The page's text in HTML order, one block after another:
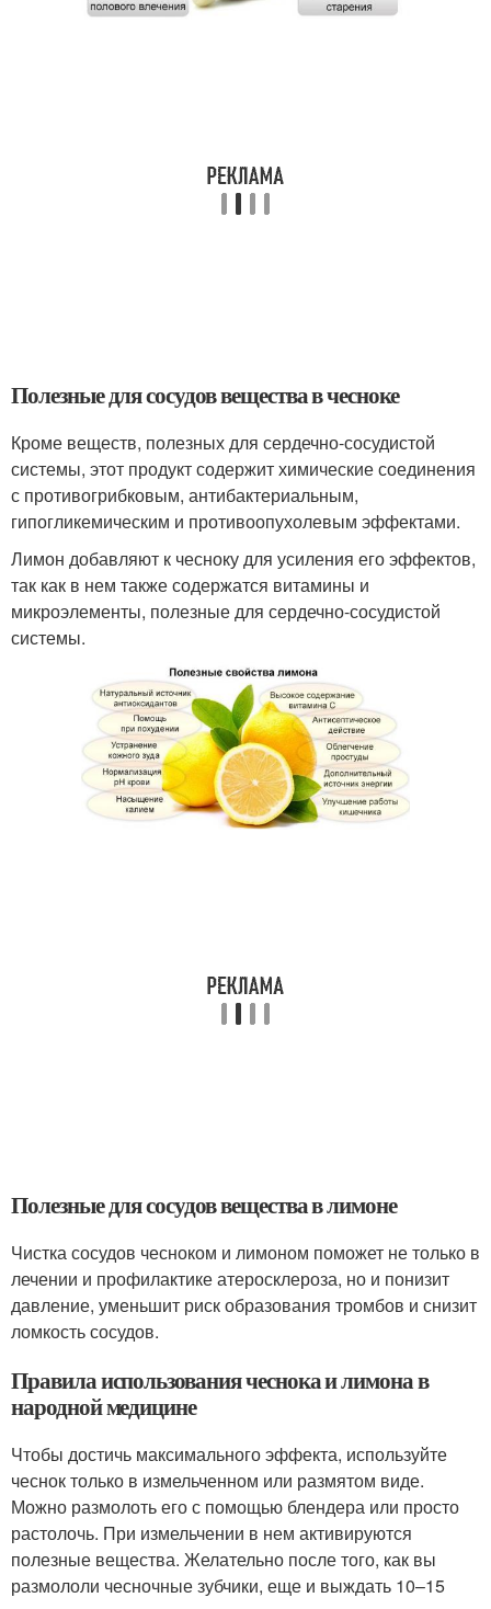
Полезные для сосудов вещества в чесноке
Кроме веществ, полезных для сердечно-сосудистой
системы, этот продукт содержит химические соединения
с противогрибковым, антибактериальным,
гипогликемическим и противоопухолевым эффектами.
Лимон добавляют к чесноку для усиления его эффектов,
так как в нем также содержатся витамины и
микроэлементы, полезные для сердечно-сосудистой
системы.
Полезные для сосудов вещества в лимоне
Чистка сосудов чесноком и лимоном поможет не только в
лечении и профилактике атеросклероза, но и понизит
давление, уменьшит риск образования тромбов и снизит
ломкость сосудов.
Правила использования чеснока и лимона в
народной медицине
Чтобы достичь максимального эффекта, используйте
чеснок только в измельченном или размятом виде.
Можно размолоть его с помощью блендера или просто
растолочь. При измельчении в нем активируются
полезные вещества. Желательно после того, как вы
размололи чесночные зубчики, еще и выждать 10–15